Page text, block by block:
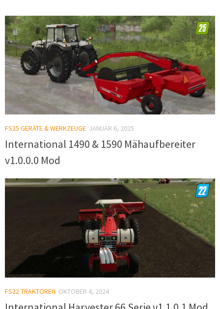
FS25 GERÄTE & WERKZEUGE JANUAR 6, 2025
International 1490 & 1590 Mähaufbereiter
v1.0.0.0 Mod
FS22 TRAKTOREN OKTOBER 4, 2024